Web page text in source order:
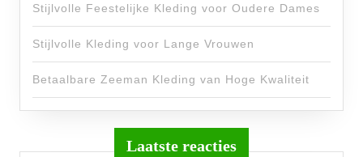
Stijlvolle Feestelijke Kleding voor Oudere Dames
Stijlvolle Kleding voor Lange Vrouwen
Betaalbare Zeeman Kleding van Hoge Kwaliteit
Laatste reacties